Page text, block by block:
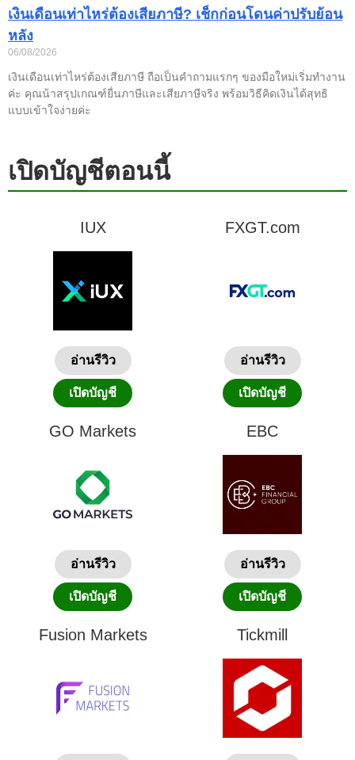
เงินเดือนเท่าไหร่ต้องเสียภาษี? เช็กก่อนโดนค่าปรับย้อน
หลัง
06/08/2026
เงินเดือนเท่าไหร่ต้องเสียภาษี ถือเป็นคำถามแรกๆ ของมือใหม่เริ่มทำงาน
ค่ะ คุณน้าสรุปเกณฑ์ยื่นภาษีและเสียภาษีจริง พร้อมวิธีคิดเงินได้สุทธิ
แบบเข้าใจง่ายค่ะ
เปิดบัญชีตอนนี้
IUX
อ่านรีวิว
เปิดบัญชี
FXGT.com
อ่านรีวิว
เปิดบัญชี
GO Markets
อ่านรีวิว
เปิดบัญชี
EBC
อ่านรีวิว
เปิดบัญชี
Fusion Markets Tickmill